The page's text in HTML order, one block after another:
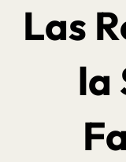
Las
la